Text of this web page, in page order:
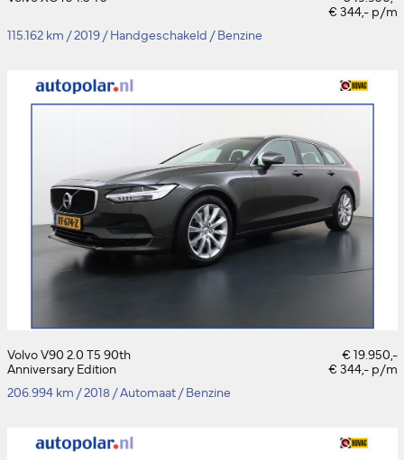
€ 344,- p/m
115.162 km /2019 /Handgeschakeld /Benzine
Volvo V90 2.0 T5 90th
Anniversary Edition
€ 19.950,-
€ 344,- p/m
206.994 km /2018 /Automaat /Benzine